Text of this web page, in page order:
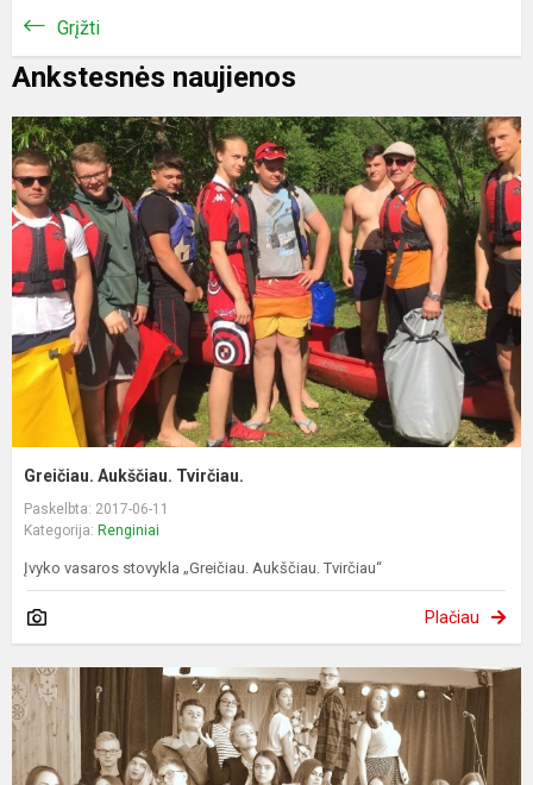
Grįžti
Ankstesnės naujienos
Greičiau. Aukščiau. Tvirčiau.
Paskelbta: 2017-06-11
Kategorija: Renginiai
Įvyko vasaros stovykla „Greičiau. Aukščiau. Tvirčiau“
Plačiau